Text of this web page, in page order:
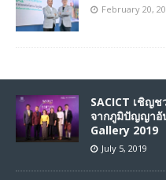
February 20,
SACICT เชิญ
จากภูมิปัญญาอั
Gallery 2019
July 5, 2019